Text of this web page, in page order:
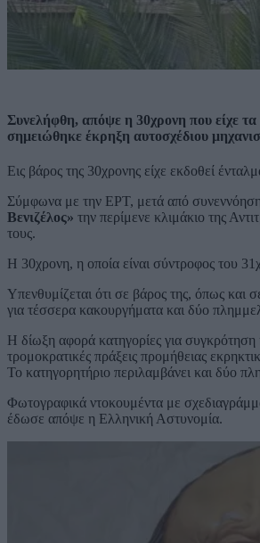
Συνελήφθη, απόψε η 30χρονη που είχε
σημειώθηκε έκρηξη αυτοσχέδιου
Εις βάρος της 30χρονης είχε εκδοθεί
Σύμφωνα με την ΕΡΤ, μετά από
Βενιζέλος» την περίμενε κλιμάκιο της
τους.
Η 30χρονη, η οποία είναι σύντροφος του
Υπενθυμίζεται ότι σε βάρος της, όπως και
για τέσσερα κακουργήματα και δύο
Η δίωξη αφορά κατηγορίες για συγκρότηση
τρομοκρατικές πράξεις προμήθειας
Το κατηγορητήριο περιλαμβάνει και δύο
Φωτογραφικά ντοκουμέντα με
έδωσε απόψε η Ελληνική Αστυνομία.